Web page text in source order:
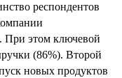
респондентов
При этом ключевой
(86%). Второй
новых продуктов